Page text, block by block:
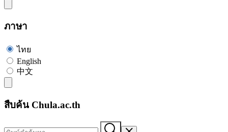
ภาษา
ไทย
English
中文
สืบค้น Chula.ac.th